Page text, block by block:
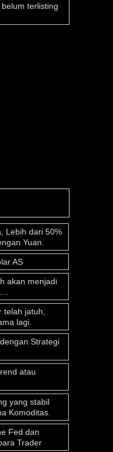
terlisting
Lebih dari 50%
Yuan.
AS
akan menjadi
telah jatuh,
lagi.
Strategi
atau
yang stabil
Komoditas.
Fed dan
Trader